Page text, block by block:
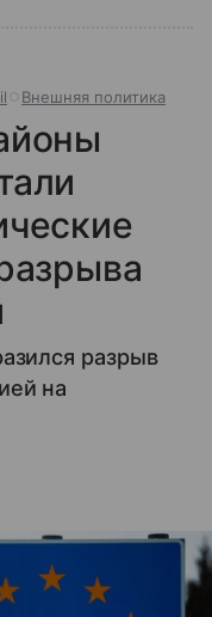
Внешняя политика
разрыв
на